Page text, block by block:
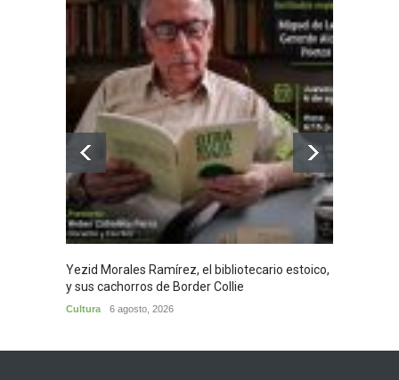
Yezid Morales Ramírez, el bibliotecario estoico,
y sus cachorros de Border Collie
Cultura 6 agosto, 2026